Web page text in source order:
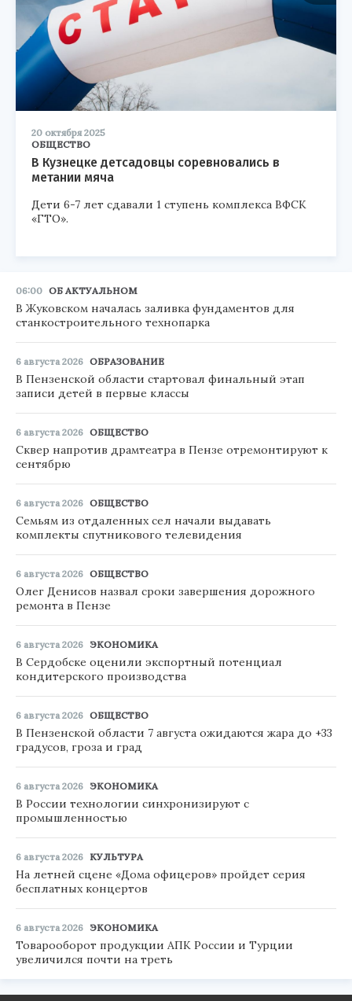
20 октября 2025
ОБЩЕСТВО
В Кузнецке детсадовцы соревновались в
метании мяча
Дети 6-7 лет сдавали 1 ступень комплекса ВФСК
«ГТО».
06:00 ОБ АКТУАЛЬНОМ
В Жуковском началась заливка фундаментов для
станкостроительного технопарка
6 августа 2026 ОБРАЗОВАНИЕ
В Пензенской области стартовал финальный этап
записи детей в первые классы
6 августа 2026 ОБЩЕСТВО
Сквер напротив драмтеатра в Пензе отремонтируют к
сентябрю
6 августа 2026 ОБЩЕСТВО
Семьям из отдаленных сел начали выдавать
комплекты спутникового телевидения
6 августа 2026 ОБЩЕСТВО
Олег Денисов назвал сроки завершения дорожного
ремонта в Пензе
6 августа 2026 ЭКОНОМИКА
В Сердобске оценили экспортный потенциал
кондитерского производства
6 августа 2026 ОБЩЕСТВО
В Пензенской области 7 августа ожидаются жара до +33
градусов, гроза и град
6 августа 2026 ЭКОНОМИКА
В России технологии синхронизируют с
промышленностью
6 августа 2026 КУЛЬТУРА
На летней сцене «Дома офицеров» пройдет серия
бесплатных концертов
6 августа 2026 ЭКОНОМИКА
Товарооборот продукции АПК России и Турции
увеличился почти на треть